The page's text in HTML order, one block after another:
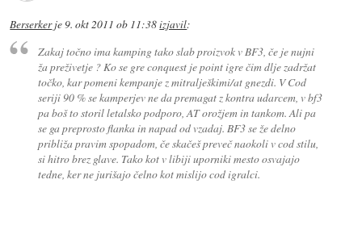
Berserkerje9. okt 2011 ob 11:38izjavil:
Zakaj točno ima kamping tako slab proizvok v BF3, če je nujni
ža preživetje ? Ko se gre conquest je point igre čim dlje zadržat
točko, kar pomeni kempanje z mitralješkimi/at gnezdi. V Cod
seriji 90 % se kamperjev ne da premagat z kontra udarcem, v bf3
pa boš to storil letalsko podporo, AT orožjem in tankom. Ali pa
se ga preprosto flanka in napad od vzadaj. BF3 se že delno
približa pravim spopadom, če skačeš preveč naokoli v cod stilu,
si hitro brez glave. Tako kot v libiji uporniki mesto osvajajo
tedne, ker ne jurišajo čelno kot mislijo cod igralci.